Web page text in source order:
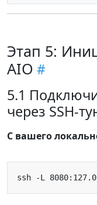
Этап 5:
AIO
5.1
через SSH-
С вашего